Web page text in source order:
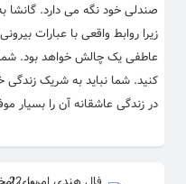
صندلی خود نگه می دارد. گانشا
زیرا روابط واقعی با عبارات
عاطفی یک چالش خواهد بود.
کنید. شما نباید به شریک زندگی
در زندگی عاشقانه آن را بسیار